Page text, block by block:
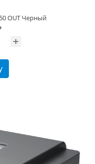
OUT Черный